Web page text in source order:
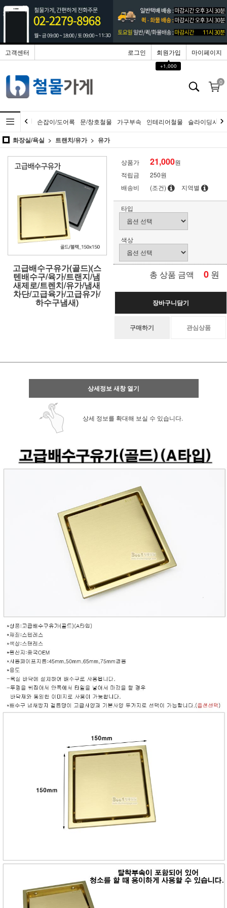
고객센터 로그인 회원가입
▲
+1,000
마이페이지
0
손잡이/도어록 문/창호철물 가구부속 인테리어철물 슬라이딩시스
화장실/욕실 트랜치/유가 유가
고급배수구유가(골드)(스
텐배수구/육가/트랜지/냄
새제로/트렌치/유가/냄새
차단/고급육가/고급유가/
하수구냄새)
상품가 21,000원
적립금
250원
배송비
(조건) 지역별
타입
색상
총 상품 금액 0 원
장바구니담기
구매하기 관심상품
상세정보 새창 열기
상세 정보를 확대해 보실 수 있습니다.